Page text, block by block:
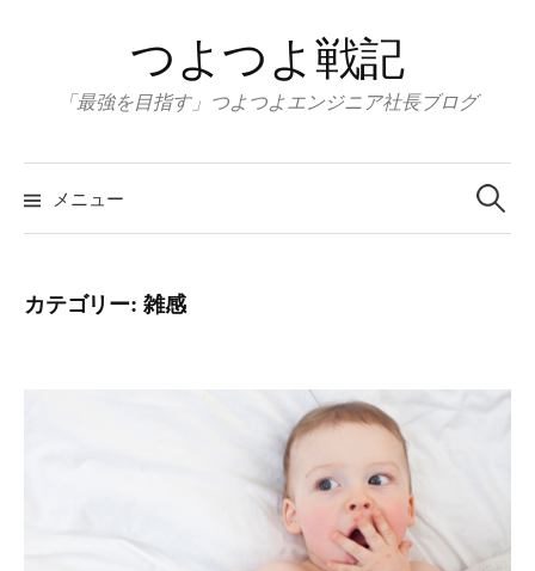
ス
キ
プ
つよつよ戦記
「最強を目指す」つよつよエンジニア社長ブログ
メニュー
検
索:
カテゴリー: 雑感